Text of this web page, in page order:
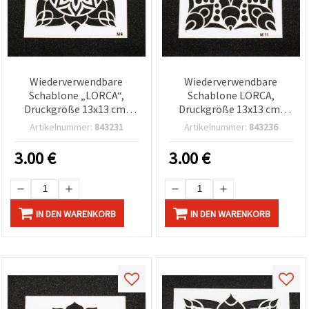
Wiederverwendbare
Schablone „LORCA“,
Druckgröße 13x13 cm,
Design LM6
Artikelnummer: 843231
3.00€
IN DEN WARENKORB
Wiederverwendbare
Schablone LORCA,
Druckgröße 13x13 cm,
LM11
Artikelnummer: 843236
3.00€
IN DEN WARENKORB